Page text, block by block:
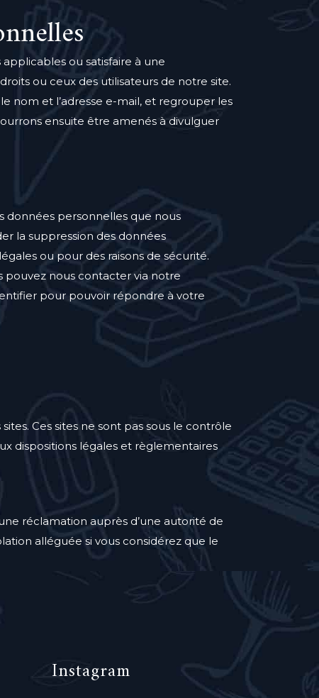
ou satisfaire à une
ou ceux des utilisateurs de notre site.
nom et l’adresse e-mail, et regrouper les
ensuite être amenés à divulguer
personnelles que nous
la suppression des données
ou pour des raisons de sécurité.
pouvez nous contacter via notre
pour pouvoir répondre à votre
Ces sites ne sont pas sous le contrôle
dispositions légales et règlementaires
réclamation auprès d’une autorité de
alléguée si vous considérez que le
Instagram